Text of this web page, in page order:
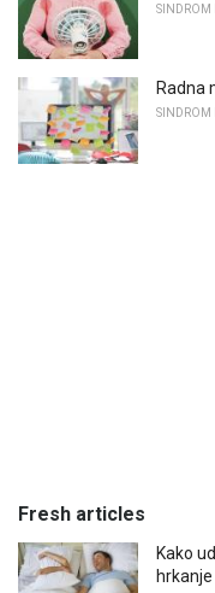
Radna
Fresh articles
Kako